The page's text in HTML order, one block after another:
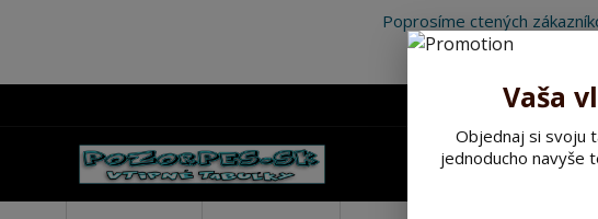
Poprosíme ctených
Vaša
Objednaj si svoju
jednoducho navyše